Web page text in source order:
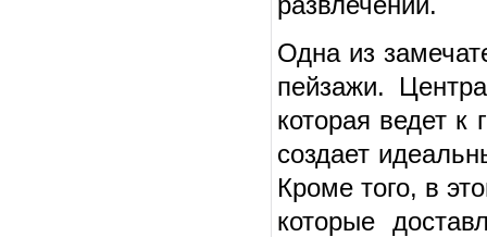
Одна из
пейзажи.
которая ведет
создает
Кроме того, в
которые